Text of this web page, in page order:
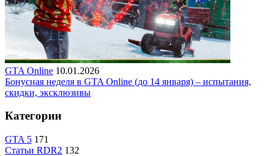
GTA Online 10.01.2026
Бонусная неделя в GTA Online (до 14 января) – испытания,
скидки, эксклюзивы
Категории
GTA 5 171
Статьи RDR2 132